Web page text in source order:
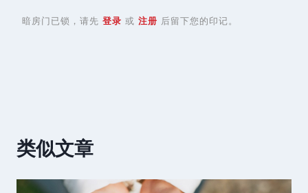
暗房门已锁，请先 登录 或 注册 后留下您的印记。
类似文章